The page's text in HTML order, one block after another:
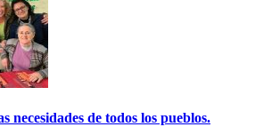
necesidades de todos los pueblos.